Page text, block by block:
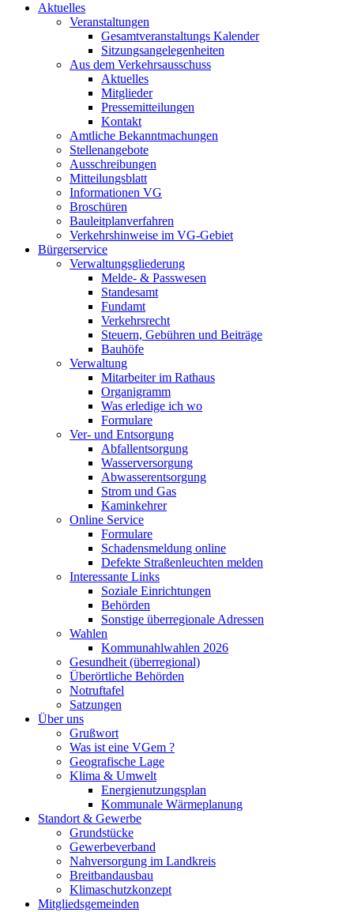
Aktuelles
Veranstaltungen
Gesamtveranstaltungs Kalender
Sitzungsangelegenheiten
Aus dem Verkehrsausschuss
Aktuelles
Mitglieder
Pressemitteilungen
Kontakt
Amtliche Bekanntmachungen
Stellenangebote
Ausschreibungen
Mitteilungsblatt
Informationen VG
Broschüren
Bauleitplanverfahren
Verkehrshinweise im VG-Gebiet
Bürgerservice
Verwaltungsgliederung
Melde- & Passwesen
Standesamt
Fundamt
Verkehrsrecht
Steuern, Gebühren und Beiträge
Bauhöfe
Verwaltung
Mitarbeiter im Rathaus
Organigramm
Was erledige ich wo
Formulare
Ver- und Entsorgung
Abfallentsorgung
Wasserversorgung
Abwasserentsorgung
Strom und Gas
Kaminkehrer
Online Service
Formulare
Schadensmeldung online
Defekte Straßenleuchten melden
Interessante Links
Soziale Einrichtungen
Behörden
Sonstige überregionale Adressen
Wahlen
Kommunahlwahlen 2026
Gesundheit (überregional)
Überörtliche Behörden
Notruftafel
Satzungen
Über uns
Grußwort
Was ist eine VGem ?
Geografische Lage
Klima & Umwelt
Energienutzungsplan
Kommunale Wärmeplanung
Standort & Gewerbe
Grundstücke
Gewerbeverband
Nahversorgung im Landkreis
Breitbandausbau
Klimaschutzkonzept
Mitgliedsgemeinden